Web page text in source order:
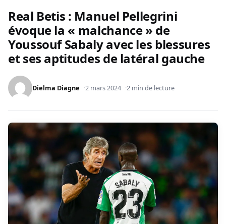
Real Betis : Manuel Pellegrini
évoque la « malchance » de
Youssouf Sabaly avec les blessures
et ses aptitudes de latéral gauche
Dielma Diagne 2 mars 2024 2 min de lecture